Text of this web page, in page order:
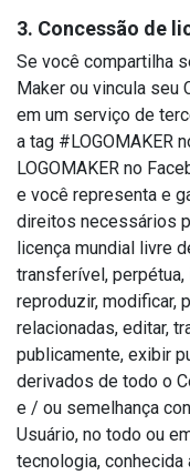
3. Concessão de
Se você compartilha
Maker ou vincula seu
em um serviço de
a tag #LOGOMAKER
LOGOMAKER no
e você representa e
direitos necessários
licença mundial livre
transferível, perpétua,
reproduzir, modificar,
relacionadas, editar,
publicamente, exibir
derivados de todo o
e / ou semelhança
Usuário, no todo ou
tecnologia,